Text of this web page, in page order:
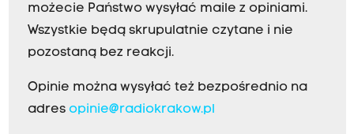
możecie Państwo wysyłać maile z opiniami.
Wszystkie będą skrupulatnie czytane i nie
pozostaną bez reakcji.
Opinie można wysyłać też bezpośrednio na
adres opinie@radiokrakow.pl